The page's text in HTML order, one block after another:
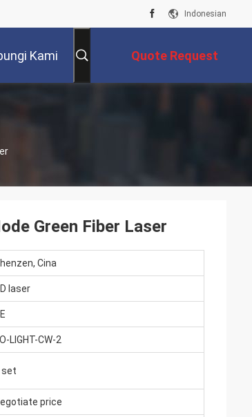
Indonesian
Kami Quote Request
Green Fiber Laser
Cina
laser
LIGHT-CW-2
set
price